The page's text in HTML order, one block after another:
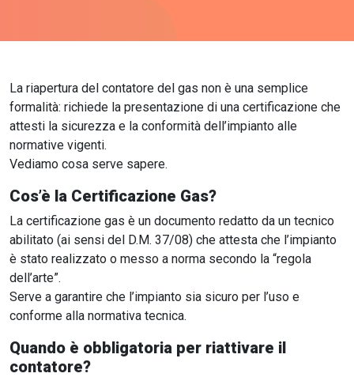
La riapertura del contatore del gas non è una semplice
formalità: richiede la presentazione di una certificazione che
attesti la sicurezza e la conformità dell’impianto alle
normative vigenti.
Vediamo cosa serve sapere.
Cos’è la Certificazione Gas?
La certificazione gas è un documento redatto da un tecnico
abilitato (ai sensi del D.M. 37/08) che attesta che l’impianto
è stato realizzato o messo a norma secondo la “regola
dell’arte”.
Serve a garantire che l’impianto sia sicuro per l’uso e
conforme alla normativa tecnica.
Quando è obbligatoria per riattivare il
contatore?